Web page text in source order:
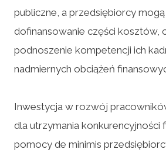
publiczne, a przedsiębiorcy
dofinansowanie części kosztów,
podnoszenie kompetencji ich
nadmiernych obciążeń
Inwestycja w rozwój
dla utrzymania konkurencyjności
pomocy de minimis